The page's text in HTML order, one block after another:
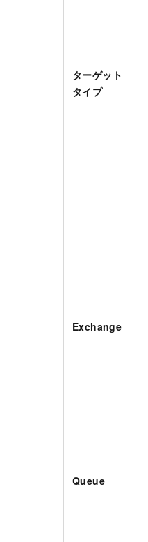
ターゲット
タイプ
Exchange
Queue